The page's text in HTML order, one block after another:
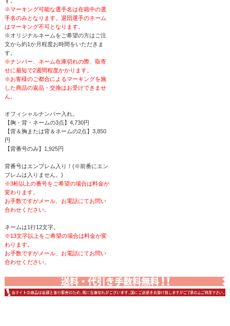
※マーキング可能な選手名は在籍中の選
手名のみとなります。退団選手のネーム
はマーキング不可となります。
※オリジナルネームをご希望の方はご注
文から約1か月程度お時間をいただきま
す。
※ナンバー、ネーム在庫切れの際、取寄
せに最短で2週間程度かかります。
※お客様のご都合によるマーキングを施
した商品の返品・交換はお受けできませ
ん。
オフィシャルナンバー入れ。
【胸・背・ネームの3点】4,730円
【背＆胸または背＆ネームの2点】3,850
円
【背番号のみ】1,925円
背番号はエンブレム入り！(※前番にエン
ブレムは入りません。)
※3桁以上の番号をご希望の場合は料金が
変わります。
お手数ですがメール、お電話にてお問い
合わせください。
ネームは1行12文字。
※13文字以上をご希望の場合は料金が変
わります。
お手数ですがメール、お電話にてお問い
合わせください。